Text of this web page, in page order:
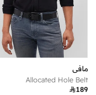
مافي
Allocated Hole Belt
189